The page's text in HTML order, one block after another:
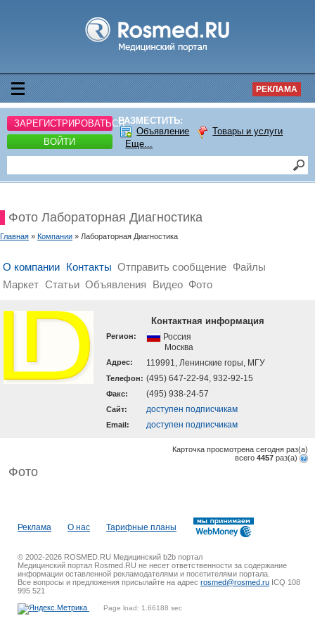
РЕКЛАМА
ЗАРЕГИСТРИРОВАТЬСЯ
ВОЙТИ
РАЗМЕСТИТЬ:
Объявление
Товары и услуги
Еще...
Фото Лабораторная Диагностика
Главная » Компании » Лабораторная Диагностика
О компании Контакты Отправить сообщение Файлы
Маркет Статьи Объявления Видео Фото
Контактная информация
Регион:
Россия
Москва
Адрес: 119991, Ленинские горы, МГУ
Телефон: (495) 647-22-94, 932-92-15
Факс: (495) 938-24-57
Cайт: доступен подписчикам
Email: доступен подписчикам
Карточка просмотрена сегодня раз(a)
всего 4457 раз(a)
Фото
Реклама О нас Тарифные планы
© 2002-2026 ROSMED.RU Медицинский b2b портал
Медицинский портал Rosmed.RU не несет ответственности за содержание
информации оставленной рекламодателями и посетителями портала.
Все вопросы и предложения присылайте на адрес rosmed@rosmed.ru ICQ 108
995 521
Page load: 1.66188 sec